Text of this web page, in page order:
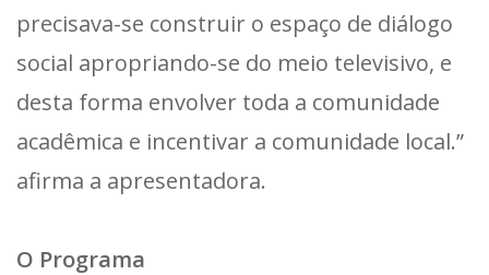
precisava-se construir o espaço de diálogo
social apropriando-se do meio televisivo, e
desta forma envolver toda a comunidade
acadêmica e incentivar a comunidade local.”
afirma a apresentadora.
O Programa